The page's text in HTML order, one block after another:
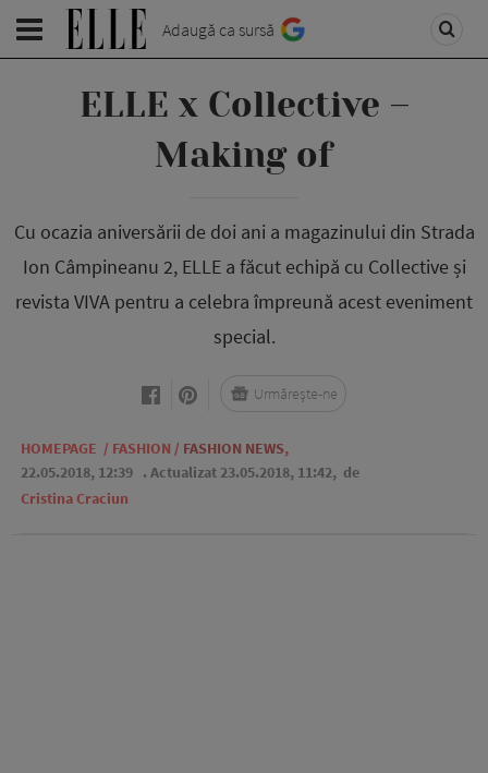
Adaugă ca sursă
ELLE x Collective –
Making of
Cu ocazia aniversării de doi ani a magazinului din Strada
Ion Câmpineanu 2, ELLE a făcut echipă cu Collective și
revista VIVA pentru a celebra împreună acest eveniment
special.
HOMEPAGE / FASHION / FASHION NEWS,
22.05.2018, 12:39 . Actualizat 23.05.2018, 11:42, de
Cristina Craciun
Urmărește-ne